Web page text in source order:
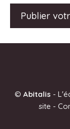
© Abitalis -
site -